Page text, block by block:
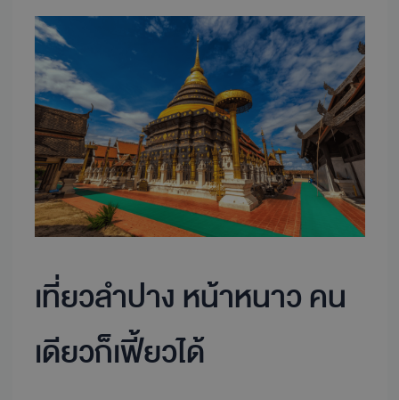
เที่ยวลำปาง หน้าหนาว คน
เดียวก็เฟี้ยวได้
เที่ยว
ลำปาง
หน้า
หนาว
คน
เดียว
ก็
เฟี้ยว
ได้